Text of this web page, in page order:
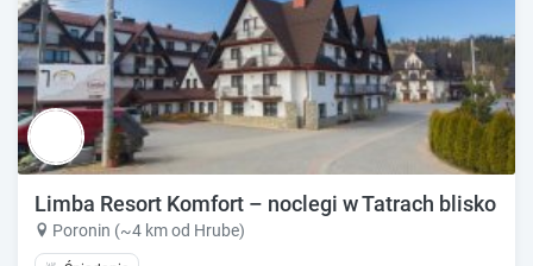
Limba Resort Komfort – noclegi w Tatrach blisko
Poronin (~4 km od Hrube)